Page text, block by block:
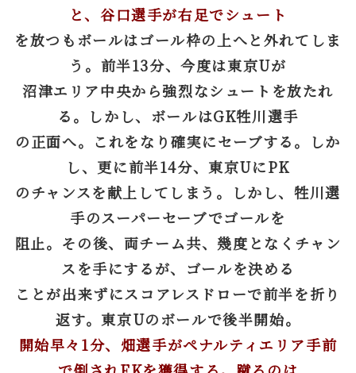
と、谷口選手が右足でシュート
を放つもボールはゴール枠の上へと外れてしま
う。前半13分、今度は東京Uが
沼津エリア中央から強烈なシュートを放たれ
る。しかし、ボールはGK牲川選手
の正面へ。これをなり確実にセーブする。しか
し、更に前半14分、東京UにPK
のチャンスを献上してしまう。しかし、牲川選
手のスーパーセーブでゴールを
阻止。その後、両チーム共、幾度となくチャン
スを手にするが、ゴールを決める
ことが出来ずにスコアレスドローで前半を折り
返す。東京Uのボールで後半開始。
開始早々1分、畑選手がペナルティエリア手前